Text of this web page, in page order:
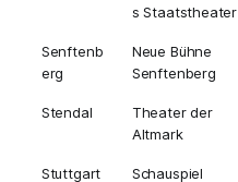
s Staatstheater
Senftenb
erg
Neue Bühne
Senftenberg
Stendal
Theater der
Altmark
Stuttgart Schauspiel